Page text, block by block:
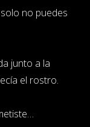
solo no puedes
junto a la
el rostro.